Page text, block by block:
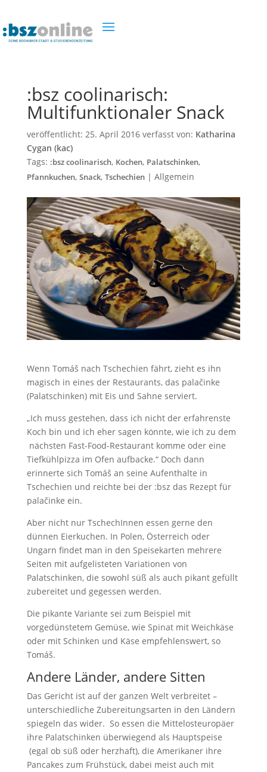
:bsz coolinarisch:
Multifunktionaler Snack
veröffentlicht: 25. April 2016verfasst von: Katharina
Cygan (kac)
Tags: :bsz coolinarisch, Kochen, Palatschinken,
Pfannkuchen, Snack, Tschechien| Allgemein
Wenn Tomáš nach Tschechien fährt, zieht es ihn
magisch in eines der Restaurants, das palačinke
(Palatschinken) mit Eis und Sahne serviert.
„Ich muss gestehen, dass ich nicht der erfahrenste
Koch bin und ich eher sagen könnte, wie ich zu dem
nächsten Fast-Food-Restaurant komme oder eine
Tiefkühlpizza im Ofen aufbacke.“ Doch dann
erinnerte sich Tomáš an seine Aufenthalte in
Tschechien und reichte bei der :bsz das Rezept für
palačinke ein.
Aber nicht nur TschechInnen essen gerne den
dünnen Eierkuchen. In Polen, Österreich oder
Ungarn findet man in den Speisekarten mehrere
Seiten mit aufgelisteten Variationen von
Palatschinken, die sowohl süß als auch pikant gefüllt
zubereitet und gegessen werden.
Die pikante Variante sei zum Beispiel mit
vorgedünstetem Gemüse, wie Spinat mit Weichkäse
oder mit Schinken und Käse empfehlenswert, so
Tomáš.
Andere Länder, andere Sitten
Das Gericht ist auf der ganzen Welt verbreitet –
unterschiedliche Zubereitungsarten in den Ländern
spiegeln das wider. So essen die Mittelosteuropäer
ihre Palatschinken überwiegend als Hauptspeise
(egal ob süß oder herzhaft), die Amerikaner ihre
Pancakes zum Frühstück, dabei meist auch mit